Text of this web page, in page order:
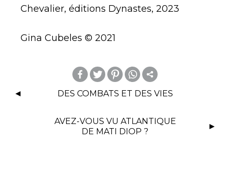
Chevalier, éditions Dynastes, 2023
Gina Cubeles © 2021
m
e
DES COMBATS ET DES VIES
AVEZ-VOUS VU ATLANTIQUE
DE MATI DIOP ?